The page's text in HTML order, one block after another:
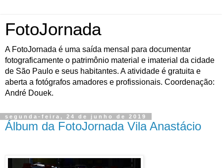
FotoJornada
A FotoJornada é uma saída mensal para documentar
fotograficamente o patrimônio material e imaterial da cidade
de São Paulo e seus habitantes. A atividade é gratuita e
aberta a fotógrafos amadores e profissionais. Coordenação:
André Douek.
segunda-feira, 24 de junho de 2019
Álbum da FotoJornada Vila Anastácio